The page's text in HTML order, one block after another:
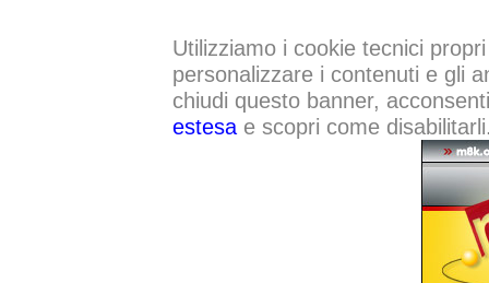
Utilizziamo i cookie tecnici
personalizzare i contenuti e gli
chiudi questo banner,
estesae scopri come